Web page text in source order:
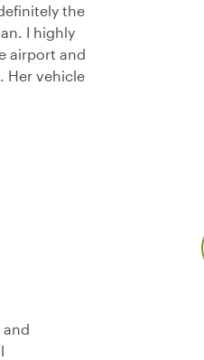
the
I highly
airport and
Her vehicle